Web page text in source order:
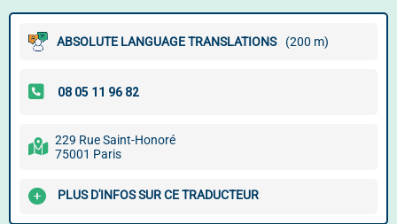
ABSOLUTE LANGUAGE TRANSLATIONS (200 m)
229 Rue Saint-Honoré
75001 Paris
PLUS D'INFOS SUR CE TRADUCTEUR